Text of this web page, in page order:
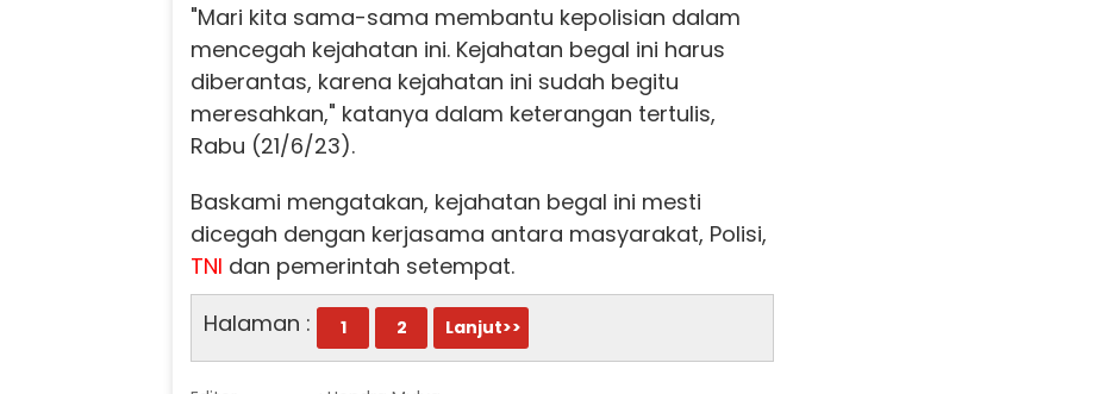
"Mari kita sama-sama membantu kepolisian dalam
mencegah kejahatan ini. Kejahatan begal ini harus
diberantas, karena kejahatan ini sudah begitu
meresahkan," katanya dalam keterangan tertulis,
Rabu (21/6/23).
Baskami mengatakan, kejahatan begal ini mesti
dicegah dengan kerjasama antara masyarakat, Polisi,
TNI dan pemerintah setempat.
Halaman :
1 2 Lanjut>>